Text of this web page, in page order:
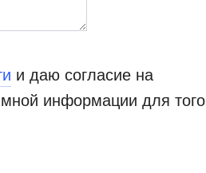
и даю согласие на
информации для того